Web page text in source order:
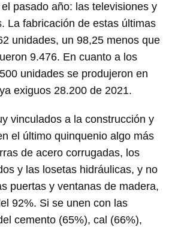
como favorito, primero has de
cuenta de 14ymedio.
pasado año: las televisiones y
La fabricación de estas últimas
unidades, un 98,25 menos que
9.476. En cuanto a los
unidades se produjeron en
exiguos 28.200 de 2021.
vinculados a la construcción y
el último quinquenio algo más
de acero corrugadas, los
y las losetas hidráulicas, y no
puertas y ventanas de madera,
92%. Si se unen con las
cemento (65%), cal (66%),